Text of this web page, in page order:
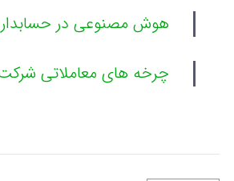
هوش مصنوعی در
چرخه های معاملاتی